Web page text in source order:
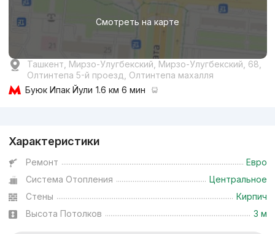
Смотреть на карте
Ташкент, Мирзо-Улугбекский, Мирзо-Улугбекский, 68,
Олтинтепа 5-й проезд, Олтинтепа махалля
Буюк Ипак Йули 1.6 км 6 мин
Характеристики
Ремонт
Евро
Система Отопления
Центральное
Стены
Кирпич
Высота Потолков
3 м